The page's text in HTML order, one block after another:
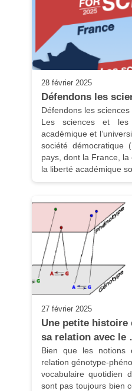
28 février 2025
Défendons les
Défendons les sciences
Les sciences et les
académique et
société démocratique
pays, dont la France,
la liberté académique
27 février 2025
Une petite histoire
sa relation avec le
Bien que les
relation génotype-
vocabulaire quotidien
sont pas toujours bien